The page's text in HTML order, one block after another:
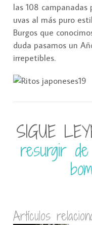
las 108
uvas al más puro
Burgos que
duda pasamos un
irrepetibles.
SIGUE
resurgir
Artículos